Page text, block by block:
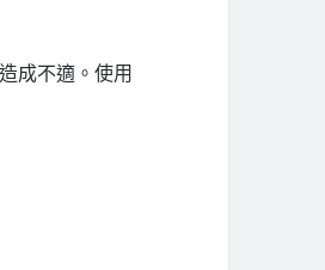
成不適。使用